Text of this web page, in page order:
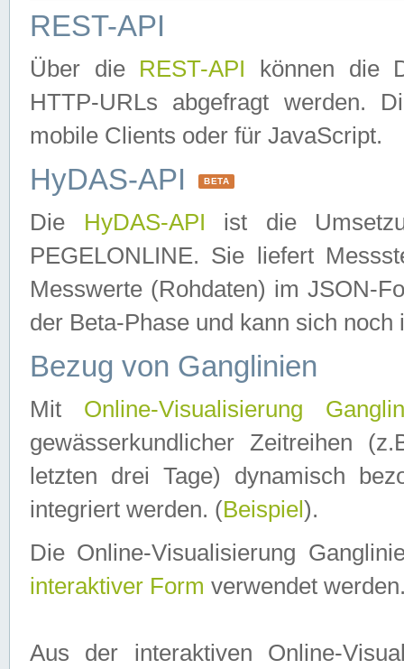
REST-API
Über die REST-API können die
HTTP-URLs abgefragt werden.
mobile Clients oder für JavaScript.
HyDAS-API BETA
Die HyDAS-API ist die
PEGELONLINE. Sie liefert
Messwerte (Rohdaten) im JSON-
der Beta-Phase und kann sich noch
Bezug von Ganglinien
Mit Online-Visualisierung
gewässerkundlicher Zeitreihen
letzten drei Tage) dynamisch
integriert werden. (Beispiel ).
Die Online-Visualisierung
interaktiver Form verwendet
Aus der interaktiven Online-